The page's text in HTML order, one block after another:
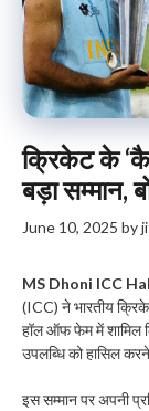
क्रिकेट के
बड़ा सम्मान,
June 10, 2025 by
MS Dhoni ICC
(ICC) ने भारतीय
हॉल ऑफ फेम में शामिल
उपलब्धि को हासिल
इस सम्मान पर अपनी